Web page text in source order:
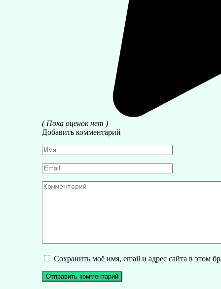
( Пока оценок нет )
Добавить комментарий
Имя
*
Email
*
Комментарий
Сохранить моё имя, email и адрес сайта в этом